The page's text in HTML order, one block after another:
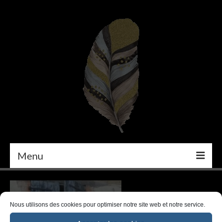
Nous utilisons des cookies pour optimiser notre site web et notre service.
Menu
PEINTURE
DÉCORATION INTÉRIEURE